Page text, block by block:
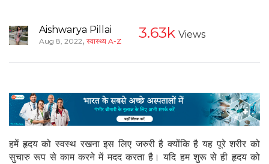
Aishwarya Pillai
Aug 8, 2022, स्वास्थ्य A-Z 3.63k Views
हमें हृदय को स्वस्थ रखना इस लिए जरुरी है क्योंकि है यह पूरे शरीर को
सुचारु रूप से काम करने में मदद करता है। यदि हम शुरू से ही हृदय को